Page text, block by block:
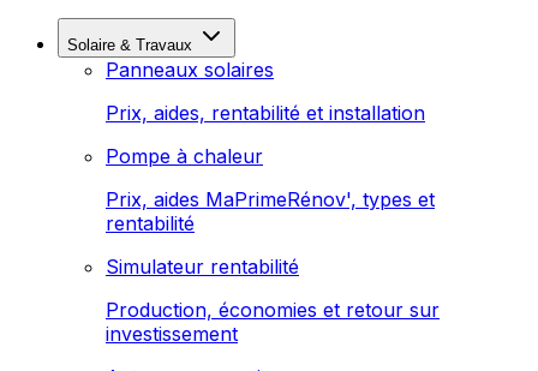
Solaire & Travaux
Panneaux solaires
Prix, aides, rentabilité et installation
Pompe à chaleur
Prix, aides MaPrimeRénov', types et
rentabilité
Simulateur rentabilité
Production, économies et retour sur
investissement